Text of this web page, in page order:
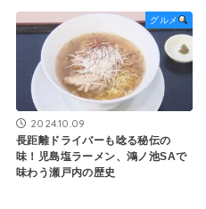
グルメ
2024.10.09
長距離ドライバーも唸る秘伝の
味！児島塩ラーメン、鴻ノ池SAで
味わう瀬戸内の歴史